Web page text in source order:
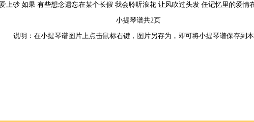
上砂 如果 有些想念遗忘在某个长假 我会聆听浪花 让风吹过头发 任记忆里的爱情
小提琴谱共2页
说明：在小提琴谱图片上点击鼠标右键，图片另存为，即可将小提琴谱保存到